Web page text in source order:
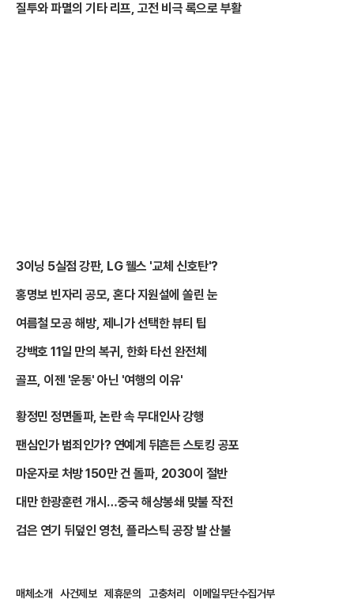
질투와 파멸의 기타 리프, 고전 비극 록으로 부활
3이닝 5실점 강판, LG 웰스 '교체 신호탄'?
홍명보 빈자리 공모, 혼다 지원설에 쏠린 눈
여름철 모공 해방, 제니가 선택한 뷰티 팁
강백호 11일 만의 복귀, 한화 타선 완전체
골프, 이젠 '운동' 아닌 '여행의 이유'
황정민 정면돌파, 논란 속 무대인사 강행
팬심인가 범죄인가? 연예계 뒤흔든 스토킹 공포
마운자로 처방 150만 건 돌파, 2030이 절반
대만 한광훈련 개시…중국 해상봉쇄 맞불 작전
검은 연기 뒤덮인 영천, 플라스틱 공장 발 산불
매체소개 사건제보 제휴문의 고충처리 이메일무단수집거부